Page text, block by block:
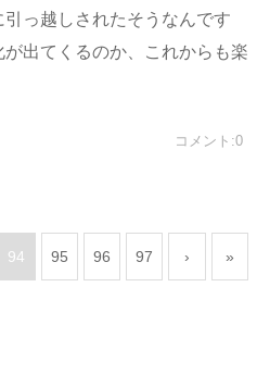
っ越しされたそうなんです
出てくるのか、これからも楽
コメント:0
94 95 96 97 › »